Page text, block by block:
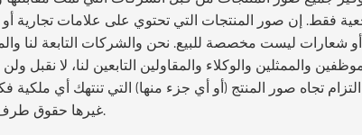
فقط. إن صور المنتجات التي تحتوي على علامات تجارية أو
أو شعارات ليست مخصصة للبيع. نحن والشركات التابعة لنا
والممثلين والوكلاء والمقاولين التابعين لنا، لا نقبل
تجاه صور المنتج (أو أي جزء منها) التي تنتهك أي ملكية
غيرها حقوق طرف ثالث.